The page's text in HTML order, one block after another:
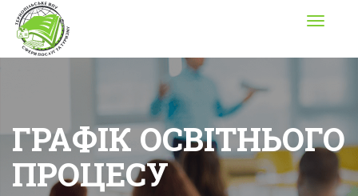
Toggle
ГРАФІК ОСВІТНЬОГО
ПРОЦЕСУ